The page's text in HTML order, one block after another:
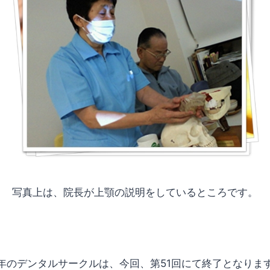
写真上は、院長が上顎の説明をしているところです。
のデンタルサークルは、今回、第51回にて終了となりま